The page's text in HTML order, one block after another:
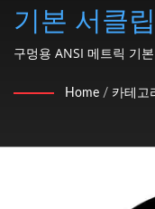
기본 서클
스냅 링, 구
형 스냅 링,
형 리테이
구멍용 ANSI 메트릭 기
들이 부품 시장에서 선
Home / 카테고